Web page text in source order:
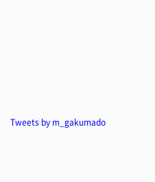
Tweets by m_gakumado